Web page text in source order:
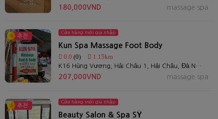
massage spa
180,000VND
추천
Cửa hàng mới gia nhập
Kun Spa Massage Foot Body
0.0 (0) 1.15km
K16 Hùng Vương, Hải Châu 1, Hải Châu, Đà Nẵng, Việt Nam
massage spa
207,000VND
추천
Cửa hàng mới gia nhập
Beauty Salon & Spa SỸ